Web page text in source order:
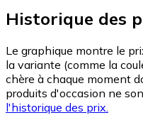
Historique des
Le graphique montre le
la variante (comme la
chère à chaque moment
produits d'occasion ne
l'historique des prix.